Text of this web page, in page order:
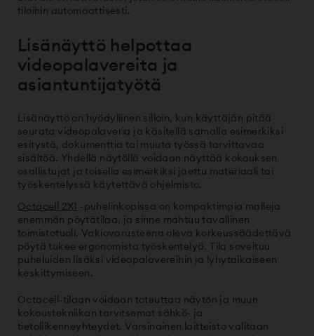
tiloihin automaattisesti.
Lisänäyttö helpottaa
videopalavereita ja
asiantuntijatyötä
Lisänäyttö on hyödyllinen silloin, kun käyttäjän pitää
seurata videopalaveria ja käsitellä samalla esimerkiksi
esitystä, dokumenttia tai muuta työssä tarvittavaa
sisältöä. Yhdellä näytöllä voidaan näyttää kokouksen
osallistujat ja toisella esimerkiksi jaettu materiaali tai
työskentelyssä käytettävä ohjelmisto.
Octacell 2X1 -puhelinkopissa on kompaktimpia malleja
enemmän pöytätilaa, ja sinne mahtuu tavallinen
toimistotuoli. Vakiovarusteena oleva korkeussäädettävä
pöytä tukee ergonomista työskentelyä. Tila soveltuu
puheluiden lisäksi videopalavereihin ja lyhytaikaiseen
keskittymiseen.
Octacell-tilaan voidaan toteuttaa näytön ja muun
kokoustekniikan tarvitsemat sähkö- ja
tietoliikenneyhteydet. Varsinainen laitteisto valitaan